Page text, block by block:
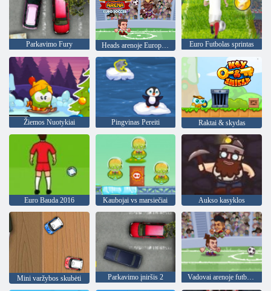
Parkavimo Fury Heads arenoje Europos futbolo Euro Futbolas sprintas
Žiemos Nuotykiai Pingvinas Pereiti Raktai & skydas
Euro Bauda 2016 Kaubojai vs marsiečiai Aukso kasyklos
Mini varžybos skubėti Parkavimo įniršis 2 Vadovai arenoje futbolas All Stars